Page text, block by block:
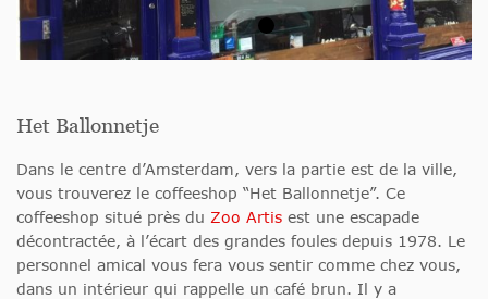
Het Ballonnetje
Dans le centre d’Amsterdam, vers la partie est de la ville,
vous trouverez le coffeeshop “Het Ballonnetje”. Ce
coffeeshop situé près du Zoo Artis est une escapade
décontractée, à l’écart des grandes foules depuis 1978. Le
personnel amical vous fera vous sentir comme chez vous,
dans un intérieur qui rappelle un café brun. Il y a